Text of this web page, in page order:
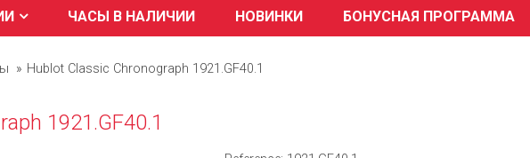
ЧАСЫ В НАЛИЧИИ НОВИНКИ БОНУСНАЯ ПРОГРАММА
Hublot Classic Chronograph 1921.GF40.1
1921.GF40.1